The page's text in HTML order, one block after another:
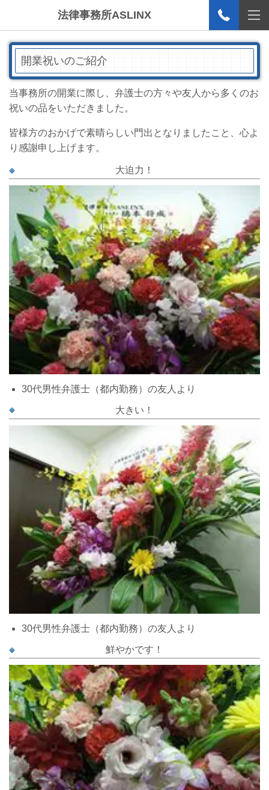
法律事務所ASLINX
開業祝いのご紹介
当事務所の開業に際し、弁護士の方々や友人から多くのお
祝いの品をいただきました。
皆様方のおかげで素晴らしい門出となりましたこと、心よ
り感謝申し上げます。
大迫力！
30代男性弁護士（都内勤務）の友人より
大きい！
30代男性弁護士（都内勤務）の友人より
鮮やかです！